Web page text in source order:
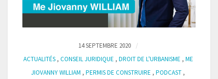
14 SEPTEMBRE 2020
ACTUALITÉS, CONSEIL JURIDIQUE , DROIT DE L'URBANISME , ME
JIOVANNY WILLIAM , PERMIS DE CONSTRUIRE , PODCAST ,